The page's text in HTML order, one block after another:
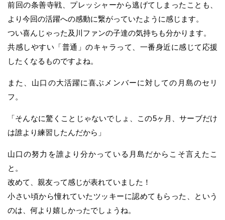
前回の条善寺戦、プレッシャーから逃げてしまったことも、
より今回の活躍への感動に繋がっていたように感じます。
つい喜んじゃった及川ファンの子達の気持ちも分かります。
共感しやすい「普通」のキャラって、一番身近に感じて応援
したくなるものですよね。
また、山口の大活躍に喜ぶメンバーに対しての月島のセリ
フ。
「そんなに驚くことじゃないでしょ、この5ヶ月、サーブだけ
は誰より練習したんだから」
山口の努力を誰より分かっている月島だからこそ言えたこ
と。
改めて、親友って感じが表れていました！
小さい頃から憧れていたツッキーに認めてもらった、という
のは、何より嬉しかったでしょうね。